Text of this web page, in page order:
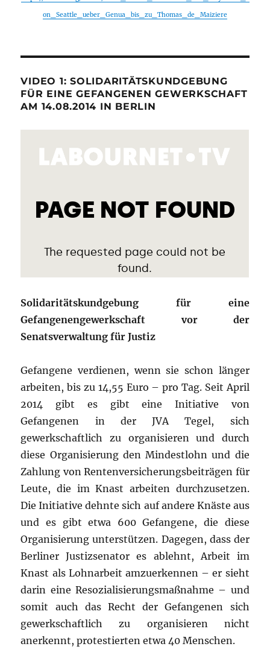
on_Seattle_ueber_Genua_bis_zu_Thomas_de_Maiziere
VIDEO 1: SOLIDARITÄTSKUNDGEBUNG
FÜR EINE GEFANGENEN GEWERKSCHAFT
AM 14.08.2014 IN BERLIN
Solidaritätskundgebung für eine
Gefangenengewerkschaft vor der
Senatsverwaltung für Justiz
Gefangene verdienen, wenn sie schon länger
arbeiten, bis zu 14,55 Euro – pro Tag. Seit April
2014 gibt es gibt eine Initiative von
Gefangenen in der JVA Tegel, sich
gewerkschaftlich zu organisieren und durch
diese Organisierung den Mindestlohn und die
Zahlung von Rentenversicherungsbeiträgen für
Leute, die im Knast arbeiten durchzusetzen.
Die Initiative dehnte sich auf andere Knäste aus
und es gibt etwa 600 Gefangene, die diese
Organisierung unterstützen. Dagegen, dass der
Berliner Justizsenator es ablehnt, Arbeit im
Knast als Lohnarbeit amzuerkennen – er sieht
darin eine Resozialisierungsmaßnahme – und
somit auch das Recht der Gefangenen sich
gewerkschaftlich zu organisieren nicht
anerkennt, protestierten etwa 40 Menschen.